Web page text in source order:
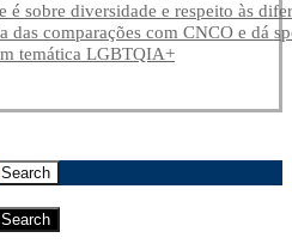
é sobre diversidade e respeito às
comparações com CNCO e dá
temática LGBTQIA+
Search
Search